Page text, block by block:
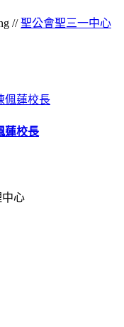
//聖公會聖三一中心
蓮校長
中心